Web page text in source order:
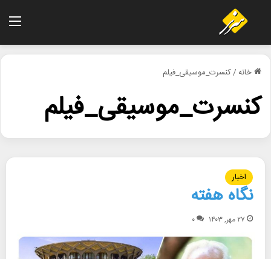
خانه/کنسرت_موسیقی_فیلم
کنسرت_موسیقی_فیلم
اخبار
نگاه هفته
۲۷ مهر, ۱۴۰۳ ۰